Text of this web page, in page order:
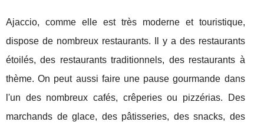
Ajaccio, comme elle est très moderne et touristique,
dispose de nombreux restaurants. Il y a des restaurants
étoilés, des restaurants traditionnels, des restaurants à
thème. On peut aussi faire une pause gourmande dans
l'un des nombreux cafés, crêperies ou pizzérias. Des
marchands de glace, des pâtisseries, des snacks, des